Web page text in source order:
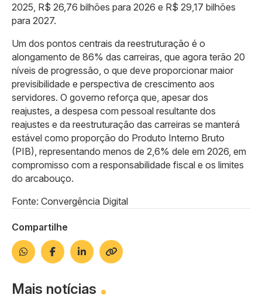
2025, R$ 26,76 bilhões para 2026 e R$ 29,17 bilhões
para 2027.
Um dos pontos centrais da reestruturação é o
alongamento de 86% das carreiras, que agora terão 20
níveis de progressão, o que deve proporcionar maior
previsibilidade e perspectiva de crescimento aos
servidores. O governo reforça que, apesar dos
reajustes, a despesa com pessoal resultante dos
reajustes e da reestruturação das carreiras se manterá
estável como proporção do Produto Interno Bruto
(PIB), representando menos de 2,6% dele em 2026, em
compromisso com a responsabilidade fiscal e os limites
do arcabouço.
Fonte: Convergência Digital
Compartilhe
Mais notícias